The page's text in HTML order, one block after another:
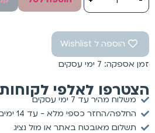
הוספה ל Wishlist
זמן אספקה: 7 ימי עסקים
הצטרפו לאלפי
משלוח מהיר עד 7 ימי עסקים
החלפה/החזר כספי מלא - עד 14 ימים
תשלום מאובטח באתר או מול נציג